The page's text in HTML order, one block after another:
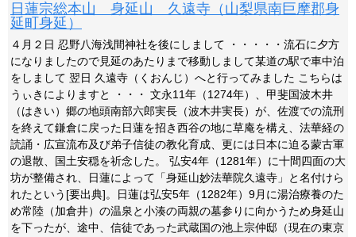
日蓮宗総本山 身延山 久遠寺（山梨県南巨摩郡身
延町身延）
４月２日 忍野八海浅間神社を後にしまして ・・・・・流石に夕方
になりましたので見延のあたりまで移動しまして某道の駅で車中泊
をしまして 翌日 久遠寺（くおんじ）へと行ってみました こちらは
うぃきによりますと ・・・ 文永11年（1274年）、甲斐国波木井
（はきい）郷の地頭南部六郎実長（波木井実長）が、佐渡での流刑
を終えて鎌倉に戻った日蓮を招き西谷の地に草庵を構え、法華経の
読誦・広宣流布及び弟子信徒の教化育成、更には日本に迫る蒙古軍
の退散、国土安穏を祈念した。 弘安4年（1281年）に十間四面の大
坊が整備され、日蓮によって「身延山妙法華院久遠寺」と名付けら
れたという[要出典]。日蓮は弘安5年（1282年）9月に湯治療養のた
め常陸（加倉井）の温泉と小湊の両親の墓参りに向かうため身延山
を下ったが、途中、信徒であった武蔵国の池上宗仲邸（現在の東京